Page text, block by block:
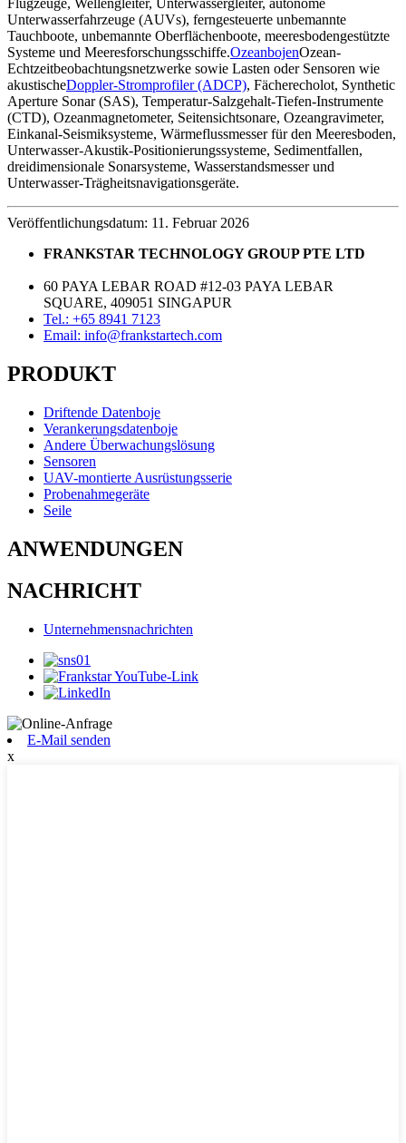
Unterwasserfahrzeuge (AUVs), ferngesteuerte unbemannte
Tauchboote, unbemannte Oberflächenboote, meeresbodengestützte
Systeme und Meeresforschungsschiffe.OzeanbojenOzean-
Echtzeitbeobachtungsnetzwerke sowie Lasten oder Sensoren wie
akustischeDoppler-Stromprofiler (ADCP), Fächerecholot, Synthetic
Aperture Sonar (SAS), Temperatur-Salzgehalt-Tiefen-Instrumente
(CTD), Ozeanmagnetometer, Seitensichtsonare, Ozeangravimeter,
Einkanal-Seismiksysteme, Wärmeflussmesser für den Meeresboden,
Unterwasser-Akustik-Positionierungssysteme, Sedimentfallen,
dreidimensionale Sonarsysteme, Wasserstandsmesser und
Unterwasser-Trägheitsnavigationsgeräte.
Veröffentlichungsdatum: 11. Februar 2026
FRANKSTAR TECHNOLOGY GROUP PTE LTD
60 PAYA LEBAR ROAD #12-03 PAYA LEBAR
SQUARE, 409051 SINGAPUR
Tel.: +65 8941 7123
Email: info@frankstartech.com
PRODUKT
Driftende Datenboje
Verankerungsdatenboje
Andere Überwachungslösung
Sensoren
UAV-montierte Ausrüstungsserie
Probenahmegeräte
Seile
ANWENDUNGEN
NACHRICHT
Unternehmensnachrichten
E-Mail senden
x